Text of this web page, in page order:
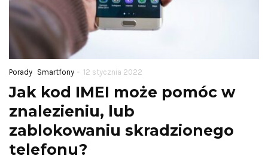
Porady Smartfony - 12 stycznia 2022
Jak kod IMEI może pomóc w
znalezieniu, lub
zablokowaniu skradzionego
telefonu?